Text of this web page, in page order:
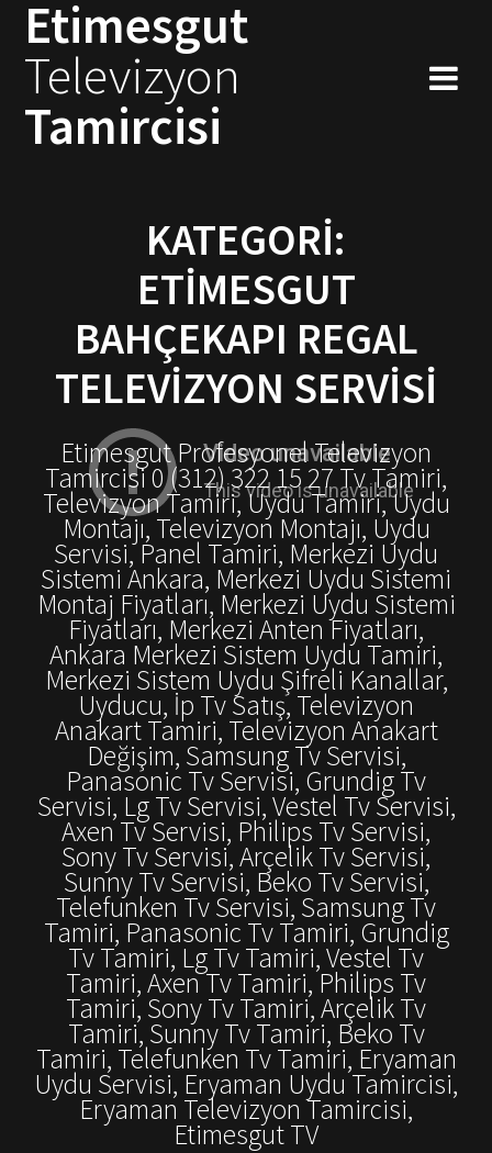
Skip
to
Etimesgut
Televizyon
Tamircisi
KATEGORI:
ETIMESGUT
BAHÇEKAPI REGAL
TELEVIZYON SERVISI
Etimesgut Profesyonel Televizyon
Tamircisi 0 (312) 322 15 27 Tv Tamiri,
Televizyon Tamiri, Uydu Tamiri, Uydu
Montajı, Televizyon Montajı, Uydu
Servisi, Panel Tamiri, Merkezi Uydu
Sistemi Ankara, Merkezi Uydu Sistemi
Montaj Fiyatları, Merkezi Uydu Sistemi
Fiyatları, Merkezi Anten Fiyatları,
Ankara Merkezi Sistem Uydu Tamiri,
Merkezi Sistem Uydu Şifreli Kanallar,
Uyducu, İp Tv Satış, Televizyon
Anakart Tamiri, Televizyon Anakart
Değişim, Samsung Tv Servisi,
Panasonic Tv Servisi, Grundig Tv
Servisi, Lg Tv Servisi, Vestel Tv Servisi,
Axen Tv Servisi, Philips Tv Servisi,
Sony Tv Servisi, Arçelik Tv Servisi,
Sunny Tv Servisi, Beko Tv Servisi,
Telefunken Tv Servisi, Samsung Tv
Tamiri, Panasonic Tv Tamiri, Grundig
Tv Tamiri, Lg Tv Tamiri, Vestel Tv
Tamiri, Axen Tv Tamiri, Philips Tv
Tamiri, Sony Tv Tamiri, Arçelik Tv
Tamiri, Sunny Tv Tamiri, Beko Tv
Tamiri, Telefunken Tv Tamiri, Eryaman
Uydu Servisi, Eryaman Uydu Tamircisi,
Eryaman Televizyon Tamircisi,
Etimesgut TV